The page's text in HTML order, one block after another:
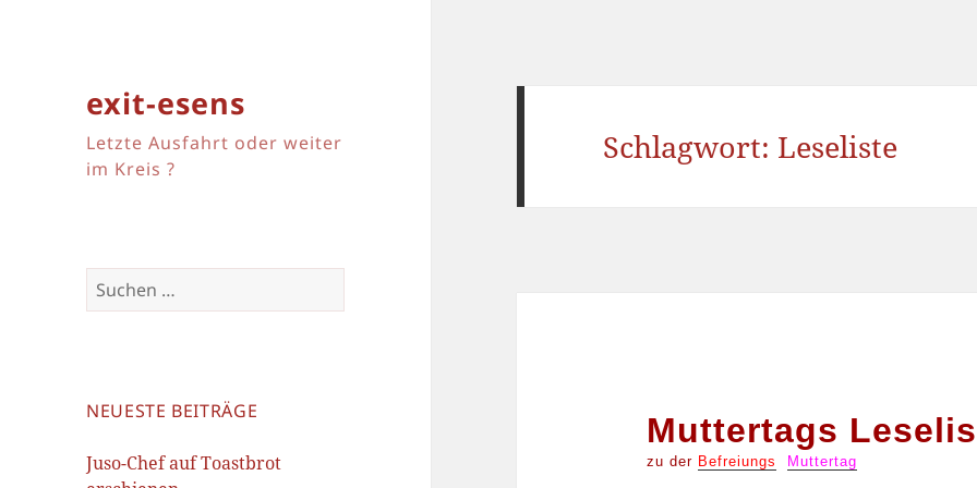
exit-esens
Letzte Ausfahrt oder weiter
im Kreis ?
Suchen
nach:
NEUESTE BEITRÄGE
Juso-Chef auf Toastbrot
Schlagwort: Leseliste
Muttertags
zu der Befreiungs Muttertag